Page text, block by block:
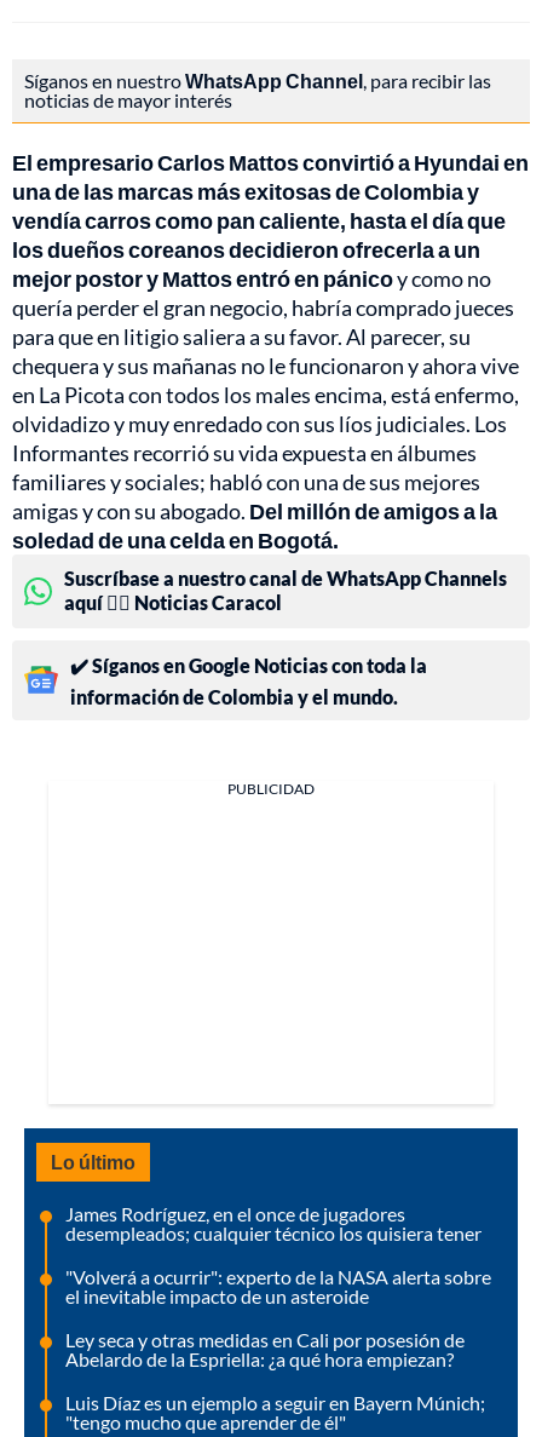
Síganos en nuestroWhatsApp Channel, para recibir las
noticias de mayor interés
El empresario Carlos Mattos convirtió a Hyundai en
una de las marcas más exitosas de Colombia y
vendía carros como pan caliente, hasta el día que
los dueños coreanos decidieron ofrecerla a un
mejor postor y Mattos entró en pánicoy como no
quería perder el gran negocio, habría comprado jueces
para que en litigio saliera a su favor. Al parecer, su
chequera y sus mañanas no le funcionaron y ahora vive
en La Picota con todos los males encima, está enfermo,
olvidadizo y muy enredado con sus líos judiciales. Los
Informantes recorrió su vida expuesta en álbumes
familiares y sociales; habló con una de sus mejores
amigas y con su abogado. Del millón de amigos a la
soledad de una celda en Bogotá.
Suscríbase a nuestro canal de WhatsApp Channels
aquí 👉🏻 Noticias Caracol
✔️ Síganos en Google Noticias con toda la
información de Colombia y el mundo.
PUBLICIDAD
Lo último
James Rodríguez, en el once de jugadores
desempleados; cualquier técnico los quisiera tener
"Volverá a ocurrir": experto de la NASA alerta sobre
el inevitable impacto de un asteroide
Ley seca y otras medidas en Cali por posesión de
Abelardo de la Espriella: ¿a qué hora empiezan?
Luis Díaz es un ejemplo a seguir en Bayern Múnich;
"tengo mucho que aprender de él"